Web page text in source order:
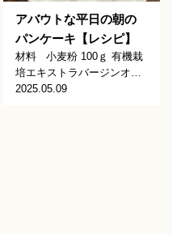
アバウトな平日の朝の
パンケーキ【レシピ】
材料 小麦粉 100ｇ 有機栽
培エキストラバージンオ…
2025.05.09